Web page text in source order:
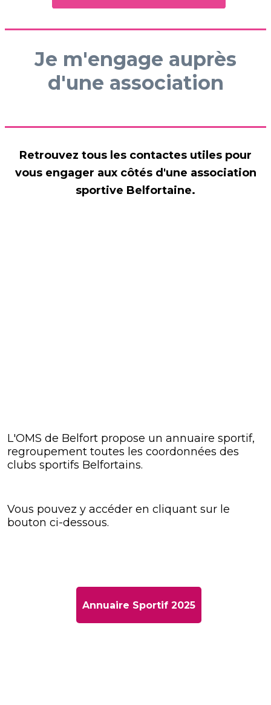
Je m'engage auprès
d'une association
Retrouvez tous les contactes utiles pour
vous engager aux côtés d'une association
sportive Belfortaine.
L'OMS de Belfort propose un annuaire sportif,
regroupement toutes les coordonnées des
clubs sportifs Belfortains.
Vous pouvez y accéder en cliquant sur le
bouton ci-dessous.
Annuaire Sportif 2025